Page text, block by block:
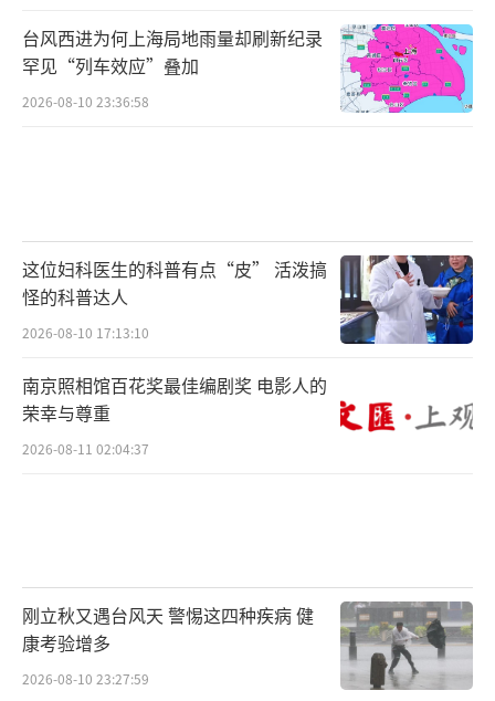
台风西进为何上海局地雨量却刷新纪录
罕见“列车效应”叠加
2026-08-10 23:36:58
这位妇科医生的科普有点“皮” 活泼搞
怪的科普达人
2026-08-10 17:13:10
南京照相馆百花奖最佳编剧奖 电影人的
荣幸与尊重
2026-08-11 02:04:37
刚立秋又遇台风天 警惕这四种疾病 健
康考验增多
2026-08-10 23:27:59